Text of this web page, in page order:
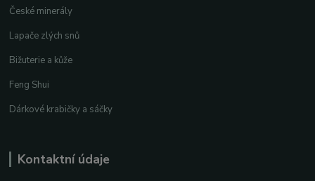
České minerály
Lapače zlých snů
Bižuterie a kůže
Feng Shui
Dárkové krabičky a sáčky
Kontaktní údaje